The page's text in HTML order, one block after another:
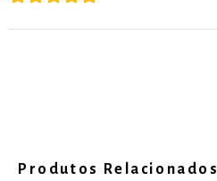
Produtos Relacionados